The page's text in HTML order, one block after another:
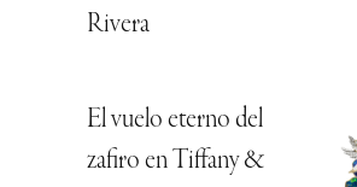
Rivera
El vuelo eterno del
zafiro en Tiffany &